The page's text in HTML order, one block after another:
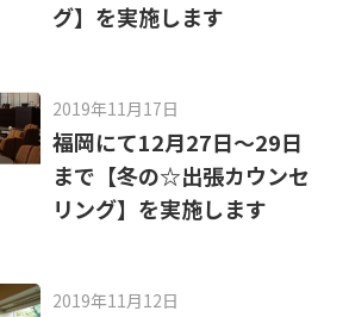
グ】を実施します
2019年11月17日
福岡にて12月27日～29日
まで【冬の☆出張カウンセ
リング】を実施します
2019年11月12日